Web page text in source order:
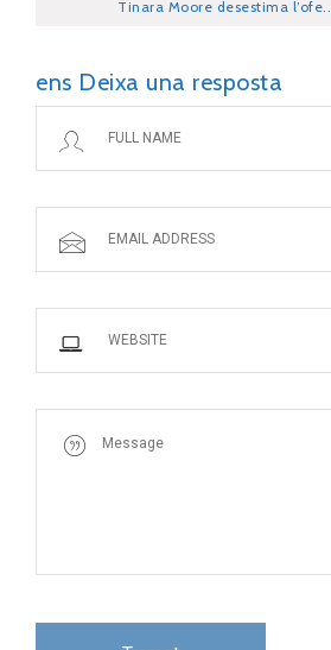
Tinara Moore desestima l’ofe...
ens Deixa una resposta